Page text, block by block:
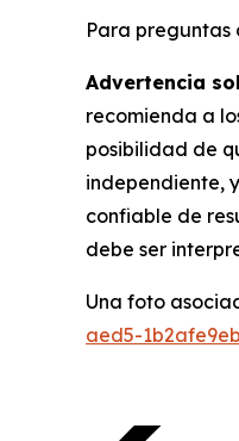
Para preguntas
Advertencia
recomienda a
posibilidad de
independiente,
confiable de
debe ser
Una foto
aed5-